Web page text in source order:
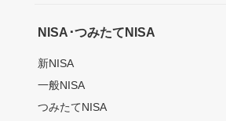
NISA･つみたてNISA
新NISA
一般NISA
つみたてNISA